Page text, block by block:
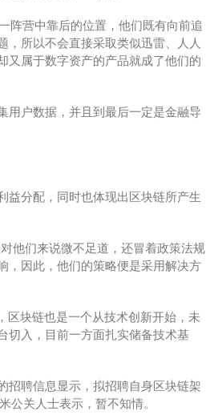
阵营中靠后的位置，他们既有向前追
所以不会直接采取类似迅雷、人人
又属于数字资产的产品就成了他们的
用户数据，并且到最后一定是金融导
益分配，同时也体现出区块链所产生
他们来说微不足道，还冒着政策法规
，因此，他们的策略便是采用解决方
区块链也是一个从技术创新开始，未
切入，目前一方面扎实储备技术基
招聘信息显示，拟招聘自身区块链架
关人士表示，暂不知情。